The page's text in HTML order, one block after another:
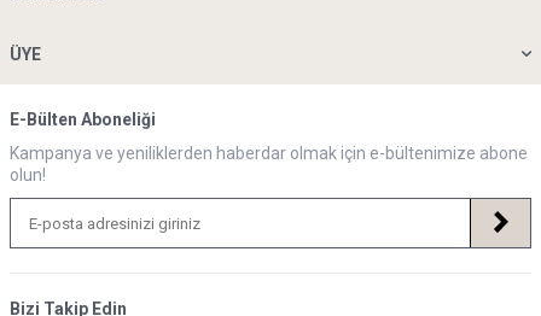
ÜYE
E-Bülten Aboneliği
Kampanya ve yeniliklerden haberdar olmak için e-bültenimize abone
olun!
Bizi Takip Edin